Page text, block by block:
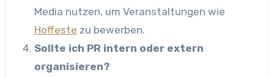
Media nutzen, um Veranstaltungen wie
Hoffeste zu bewerben.
Sollte ich PR intern oder extern
organisieren?